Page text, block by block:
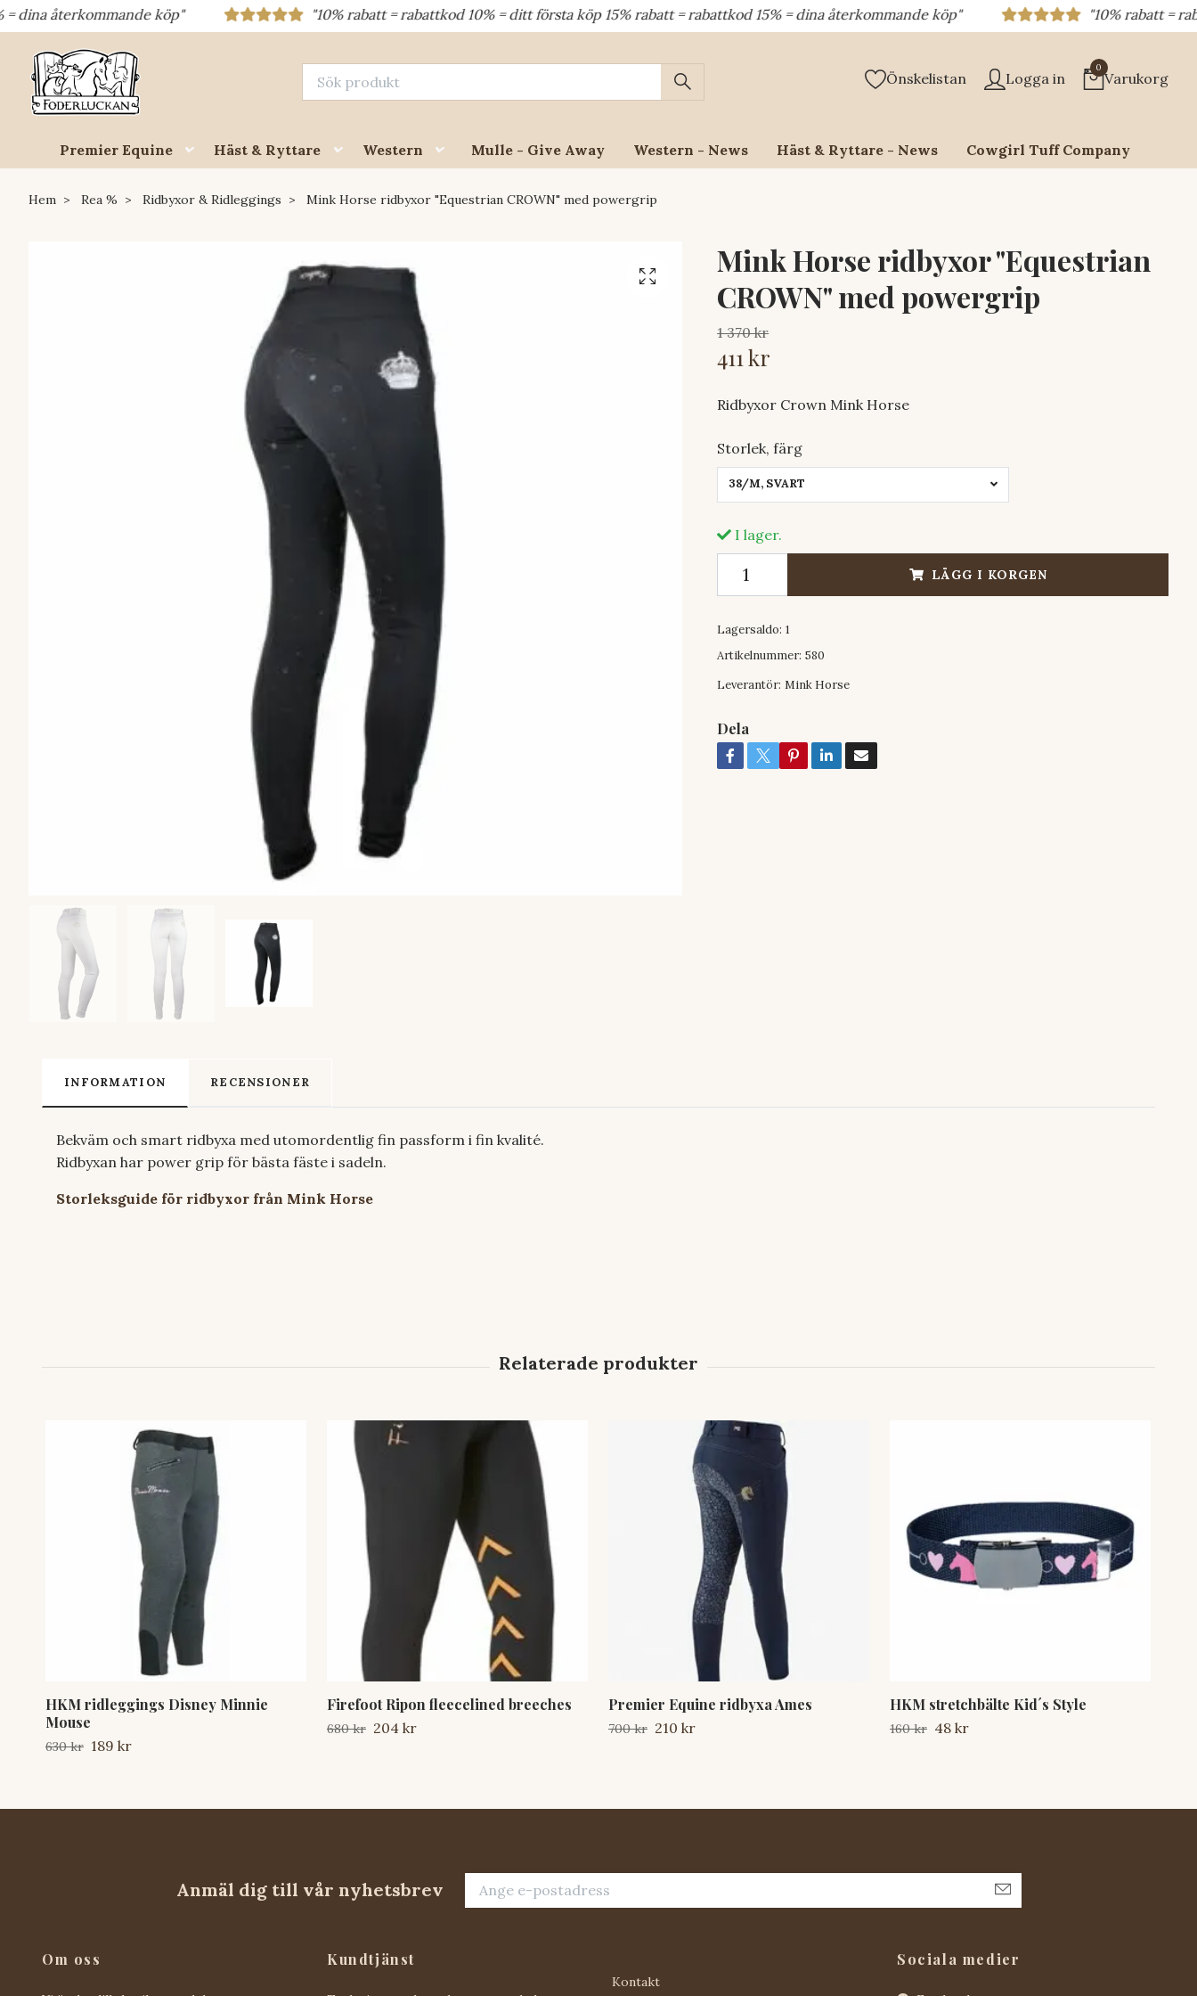
köp" "10% rabatt = rabattkod 10% = ditt första köp 15% rabatt = rabattkod 15% = dina återkommande köp" "10% rabatt = rabattkod
Önskelistan Logga in
0
Varukorg
Premier Equine Häst & Ryttare Western Mulle - Give Away Western - News Häst & Ryttare - News Cowgirl Tuff Company
Hem Rea % Ridbyxor & Ridleggings Mink Horse ridbyxor "Equestrian CROWN" med powergrip
Mink Horse ridbyxor "Equestrian
CROWN" med powergrip
1 370 kr
411 kr
Ridbyxor Crown Mink Horse
Storlek, färg
38/M, SVART
I lager.
LÄGG I KORGEN
Lagersaldo: 1
Artikelnummer: 580
Leverantör: Mink Horse
Dela
INFORMATION RECENSIONER
Bekväm och smart ridbyxa med utomordentlig fin passform i fin kvalité.
Ridbyxan har power grip för bästa fäste i sadeln.
Storleksguide för ridbyxor från Mink Horse
HKM ridleggings Disney Minnie
Mouse
630 kr 189 kr
Firefoot Ripon fleecelined breeches
680 kr 204 kr
Premier Equine ridbyxa Ames
700 kr 210 kr
HKM stretchbälte Kid´s Style
160 kr 48 kr
Anmäl dig till vår nyhetsbrev
Om oss Kundtjänst
Kontakt
Sociala medier